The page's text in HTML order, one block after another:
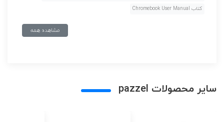
کتاب Chromebook User Manual
مشاهده همه
سایر محصولات pazzel